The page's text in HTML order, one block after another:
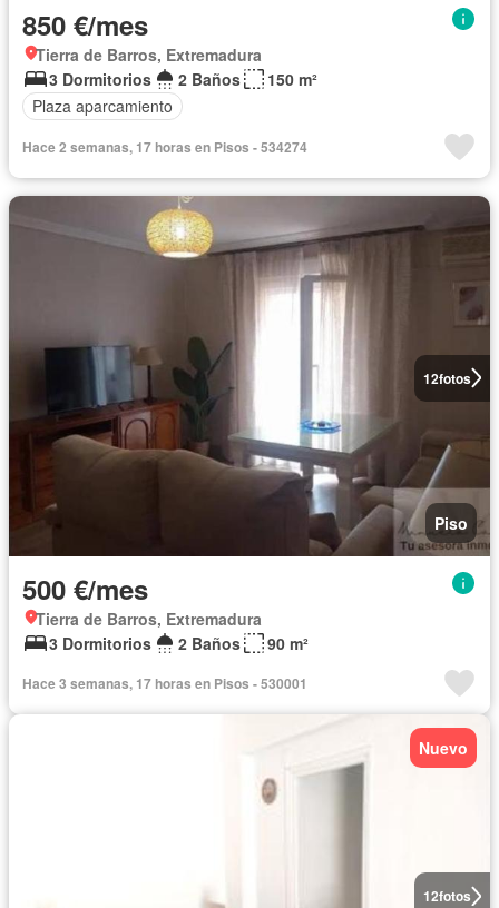
850 €/mes
Tierra de Barros, Extremadura
3 Dormitorios
2 Baños
150 m²
Plaza aparcamiento
Hace 2 semanas, 17 horas en Pisos - 534274
12fotos
Piso
500 €/mes
Tierra de Barros, Extremadura
3 Dormitorios
2 Baños 90 m²
Hace 3 semanas, 17 horas en Pisos - 530001
12fotos
Nuevo